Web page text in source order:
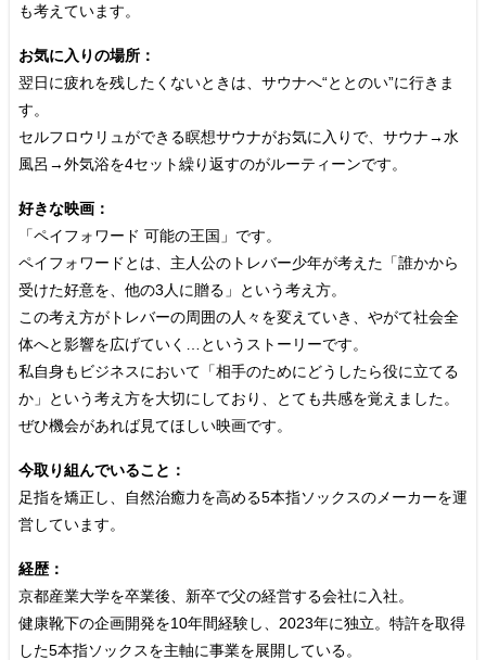
も考えています。
お気に入りの場所：
翌日に疲れを残したくないときは、サウナへ“ととのい”に行きま
す。
セルフロウリュができる瞑想サウナがお気に入りで、サウナ→水
風呂→外気浴を4セット繰り返すのがルーティーンです。
好きな映画：
「ペイフォワード 可能の王国」です。
ペイフォワードとは、主人公のトレバー少年が考えた「誰かから
受けた好意を、他の3人に贈る」という考え方。
この考え方がトレバーの周囲の人々を変えていき、やがて社会全
体へと影響を広げていく…というストーリーです。
私自身もビジネスにおいて「相手のためにどうしたら役に立てる
か」という考え方を大切にしており、とても共感を覚えました。
ぜひ機会があれば見てほしい映画です。
今取り組んでいること：
足指を矯正し、自然治癒力を高める5本指ソックスのメーカーを運
営しています。
経歴：
京都産業大学を卒業後、新卒で父の経営する会社に入社。
健康靴下の企画開発を10年間経験し、2023年に独立。特許を取得
した5本指ソックスを主軸に事業を展開している。